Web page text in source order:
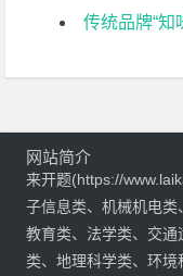
传统品牌“知
网站简介
来开题(https://
子信息类、机械机电
教育类、法学类、交
类、地理科学类、环